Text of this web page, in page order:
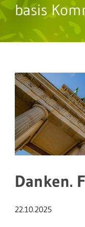
basis
Danken.
22.10.2025